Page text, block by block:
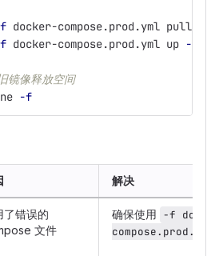
docker-compose.prod.yml pull
docker-compose.prod.yml up -d
镜像释放空间
-f
解决
了错误的
文件
确保使用 -f
compose.prod.yml